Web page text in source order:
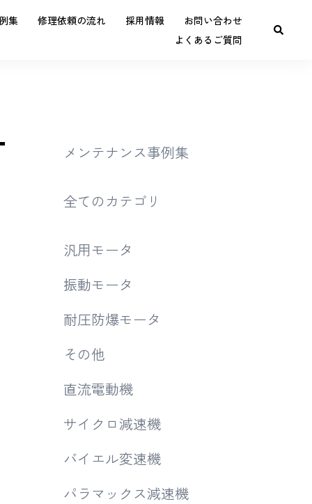
集 修理依頼の流れ 採用情報
お問い合わせ
よくあるご質問
メンテナンス事例集
全てのカテゴリ
汎用モータ
振動モータ
耐圧防爆モータ
その他
直流電動機
サイクロ減速機
バイエル変速機
パラマックス減速機